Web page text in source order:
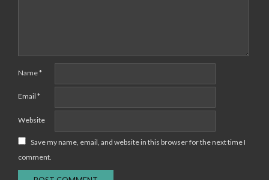
Name*
Email *
Website
Save my name, email, and website in this browser for the next time I
comment.